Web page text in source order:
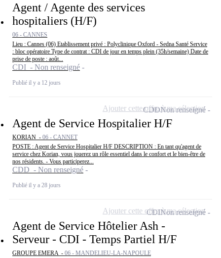
Agent / Agente des services
hospitaliers (H/F)
06 - CANNES
Lieu : Cannes (06) Etablissement privé : Polyclinique Oxford - Sedna Santé Service
: bloc opératoire Type de contrat : CDI de jour en temps plein (35h/semaine) Date de
prise de poste : août...
CDI - Non renseigné
Publié il y a 12 jours
Agent de Service Hospitalier H/F
KORIAN - 06 - CANNET
POSTE : Agent de Service Hospitalier H/F DESCRIPTION : En tant qu'agent de
service chez Korian, vous jouerez un rôle essentiel dans le confort et le bien-être de
nos résidents. - Vous participerez...
CDD - Non renseigné
Publié il y a 28 jours
CDDNon renseigné
Ajouter cette offre à ma sélection
Agent de Service Hôtelier Ash -
Serveur - CDI - Temps Partiel H/F
GROUPE EMERA - 06 - MANDELIEU-LA-NAPOULE
CDINon renseigné
Ajouter cette offre à ma sélection